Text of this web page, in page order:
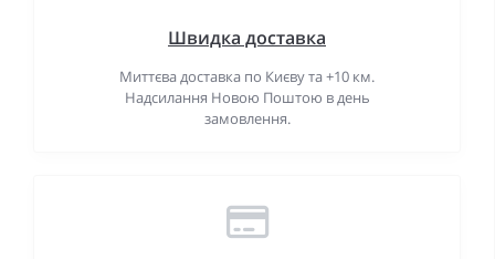
Швидка доставка
Миттєва доставка по Києву та +10 км.
Надсилання Новою Поштою в день
замовлення.